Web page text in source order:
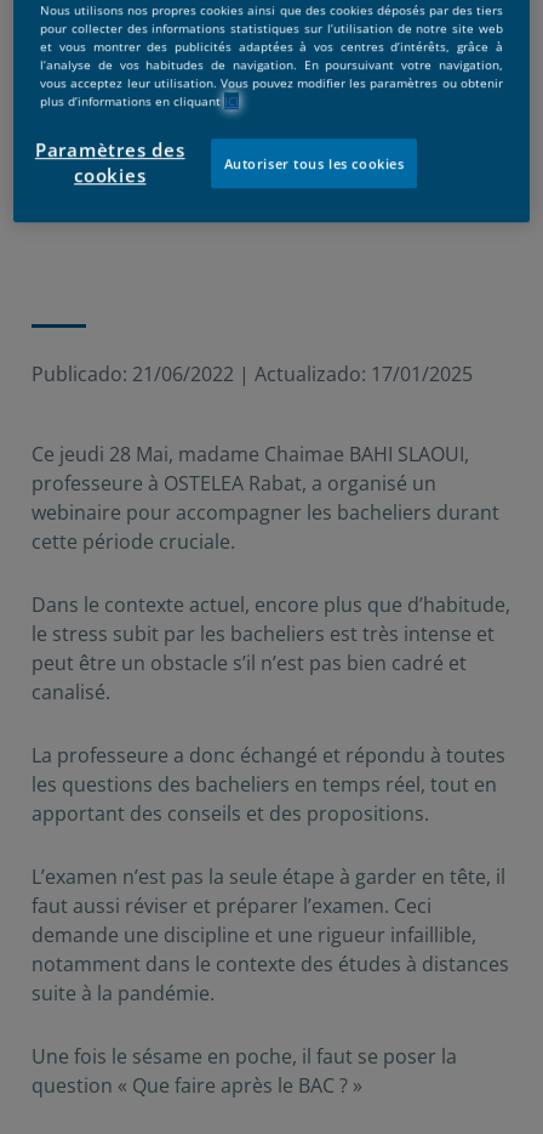
Publicado: 21/06/2022 | Actualizado: 17/01/2025
Ce jeudi 28 Mai, madame Chaimae BAHI SLAOUI,
professeure à OSTELEA Rabat, a organisé un
webinaire pour accompagner les bacheliers durant
cette période cruciale.
Dans le contexte actuel, encore plus que d’habitude,
le stress subit par les bacheliers est très intense et
peut être un obstacle s’il n’est pas bien cadré et
canalisé.
La professeure a donc échangé et répondu à toutes
les questions des bacheliers en temps réel, tout en
apportant des conseils et des propositions.
L’examen n’est pas la seule étape à garder en tête, il
faut aussi réviser et préparer l’examen. Ceci
demande une discipline et une rigueur infaillible,
notamment dans le contexte des études à distances
suite à la pandémie.
Une fois le sésame en poche, il faut se poser la
question « Que faire après le BAC ? »
Nous utilisons nos propres cookies ainsi que des cookies déposés par des tiers
pour collecter des informations statistiques sur l’utilisation de notre site web
et vous montrer des publicités adaptées à vos centres d’intérêts, grâce à
l’analyse de vos habitudes de navigation. En poursuivant votre navigation,
vous acceptez leur utilisation. Vous pouvez modifier les paramètres ou obtenir
plus d’informations en cliquant ICI
Paramètres des
cookies
Autoriser tous les cookies